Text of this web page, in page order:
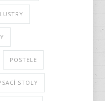
LUSTRY
POSTELE
STOLY